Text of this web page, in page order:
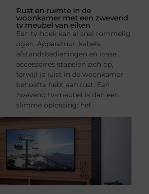
Rust en ruimte in de
woonkamer met een zwevend
tv meubel van eiken
Een tv-hoek kan al snel rommelig
ogen. Apparatuur, kabels,
afstandsbedieningen en losse
accessoires stapelen zich op,
terwijl je juist in de woonkamer
behoefte hebt aan rust. Een
zwevend tv-meubel is dan een
slimme oplossing: het